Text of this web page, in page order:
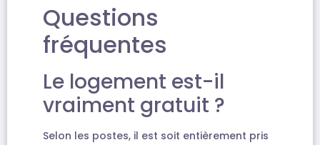
Questions
fréquentes
Le logement est-il
vraiment gratuit ?
Selon les postes, il est soit entièrement pris